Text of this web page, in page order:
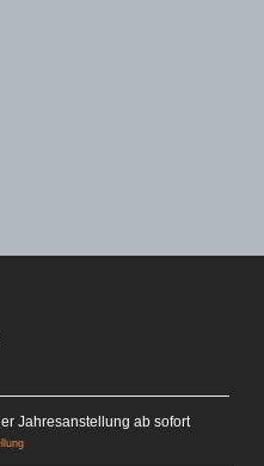
Jahresanstellung ab sofort